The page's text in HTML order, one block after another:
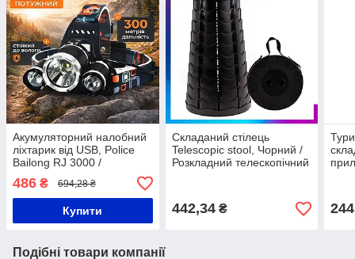
Акумуляторний налобний
ліхтарик від USB, Police
Bailong RJ 3000 /
Світлодіодний ліхтар
налобний / Ліхтарик на
лоб
486 ₴ 694,28 ₴
Купити
Складаний стілець
Telescopic stool, Чорний /
Розкладний телескопічний
442,34₴ 244
Подібні товари компанії